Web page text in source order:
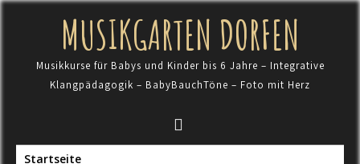
Skip
MUSIKGARTEN DORFEN
Musikkurse für Babys und Kinder bis 6 Jahre – Integrative
Klangpädagogik – BabyBauchTöne – Foto mit Herz
Startseite